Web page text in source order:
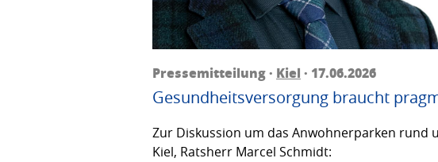
Pressemitteilung · Kiel · 17.06.2026
Gesundheitsversorgung braucht
Zur Diskussion um das Anwohnerparken rund
Kiel, Ratsherr Marcel Schmidt: